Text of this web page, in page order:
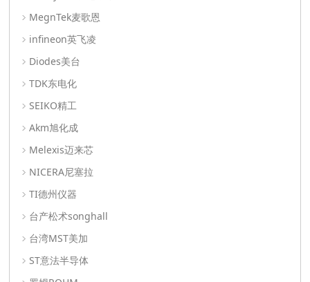
MegnTek麦歌恩
infineon英飞凌
Diodes美台
TDK东电化
SEIKO精工
Akm旭化成
Melexis迈来芯
NICERA尼塞拉
TI德州仪器
台产松术songhall
台湾MST美加
ST意法半导体